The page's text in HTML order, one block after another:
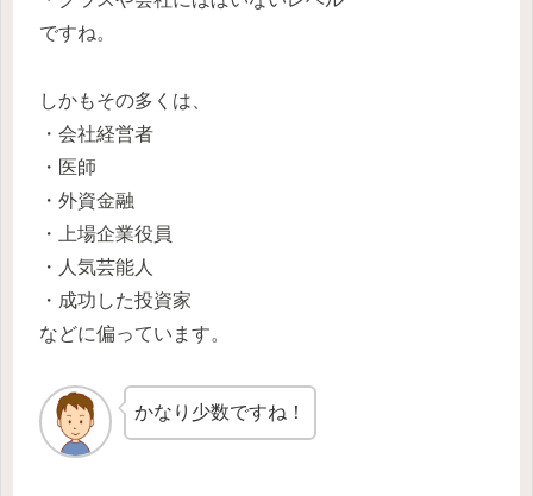
ですね。
しかもその多くは、
・会社経営者
・医師
・外資金融
・上場企業役員
・人気芸能人
・成功した投資家
などに偏っています。
かなり少数ですね！